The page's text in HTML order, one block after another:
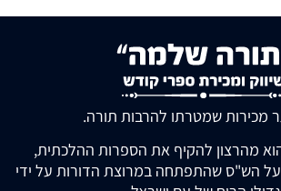
מכירות שמטרתו להרבות תורה.
מהרצון להקיף את הספרות ההלכתית,
על הש"ס שהתפתחה במרוצת הדורות על ידי